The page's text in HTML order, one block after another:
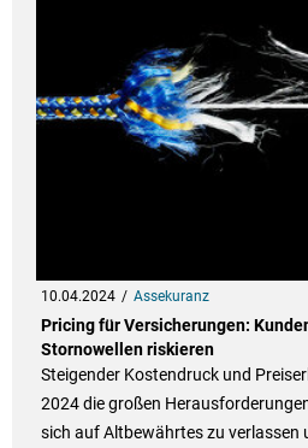
10.04.2024 Assekuranz
Pricing für Versicherungen:
Stornowellen riskieren
Steigender Kostendruck und
2024 die großen
sich auf Altbewährtes zu verlassen